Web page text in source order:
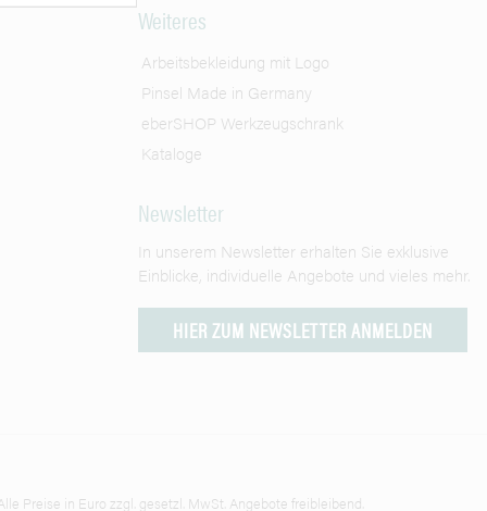
Weiteres
Arbeitsbekleidung mit Logo
Pinsel Made in Germany
eberSHOP Werkzeugschrank
Kataloge
Newsletter
In unserem Newsletter erhalten Sie exklusive
Einblicke, individuelle Angebote und vieles mehr.
HIER ZUM NEWSLETTER ANMELDEN
Preise in Euro zzgl. gesetzl. MwSt. Angebote freibleibend.